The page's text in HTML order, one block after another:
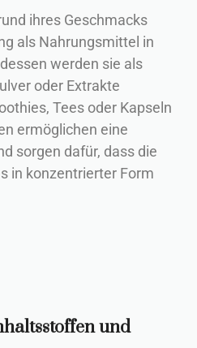
ihres Geschmacks
als Nahrungsmittel in
werden sie als
oder Extrakte
Tees oder Kapseln
ermöglichen eine
sorgen dafür, dass die
in konzentrierter Form
und